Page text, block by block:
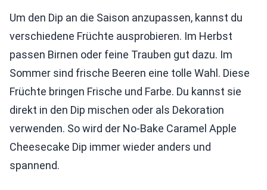
Um den Dip an die Saison anzupassen, kannst du
verschiedene Früchte ausprobieren. Im Herbst
passen Birnen oder feine Trauben gut dazu. Im
Sommer sind frische Beeren eine tolle Wahl. Diese
Früchte bringen Frische und Farbe. Du kannst sie
direkt in den Dip mischen oder als Dekoration
verwenden. So wird der No-Bake Caramel Apple
Cheesecake Dip immer wieder anders und
spannend.